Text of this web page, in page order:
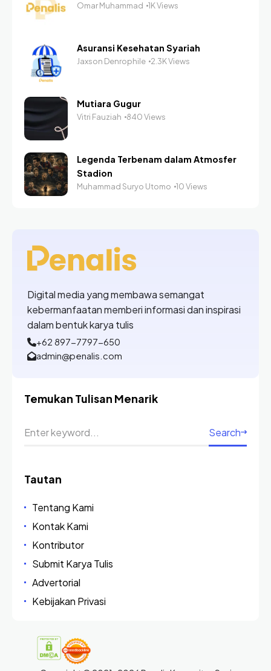
Omar Muhammad 1K Views
Asuransi Kesehatan Syariah
Jaxson Denrophile 2.3K Views
Mutiara Gugur
Vitri Fauziah 840 Views
Legenda Terbenam dalam Atmosfer
Stadion
Muhammad Suryo Utomo 10 Views
Digital media yang membawa semangat
kebermanfaatan memberi informasi dan inspirasi
dalam bentuk karya tulis
+62 897-7797-650
admin@penalis.com
Temukan Tulisan Menarik
Search
Tautan
Tentang Kami
Kontak Kami
Kontributor
Submit Karya Tulis
Advertorial
Kebijakan Privasi